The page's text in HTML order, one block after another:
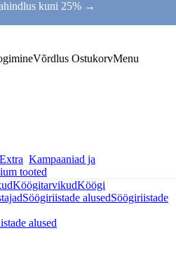
kuni 25% →
Võrdlus OstukorvMenu
Kampaaniad ja
tooted
KöögitarvikudKöögi
Söögiriistade alusedSöögiriistade
alused